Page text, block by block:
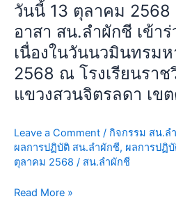
วันนี้ 13 ตุลาคม 2568
อาสา สน.ลำผักชี เข้า
เนื่องในวันนวมินทรม
2568 ณ โรงเรียนราช
แขวงสวนจิตรลดา เข
Leave a Comment / กิจกรรม สน.ล
ผลการปฏิบัติ สน.ลำผักชี, ผลการปฏิ
ตุลาคม 2568 / สน.ลำผักชี
พวง
มาลา
เนื่อง
ใน
วัน
นว
นท
รม
หา
13
Read More »